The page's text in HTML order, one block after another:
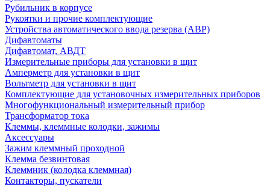
Рубильник в корпусе
Рукоятки и прочие комплектующие
Устройства автоматического ввода резерва (АВР)
Дифавтоматы
Дифавтомат, АВДТ
Измерительные приборы для установки в щит
Амперметр для установки в щит
Вольтметр для установки в щит
Комплектующие для установочных измерительных приборов
Многофункциональный измерительный прибор
Трансформатор тока
Клеммы, клеммные колодки, зажимы
Аксессуары
Зажим клеммный проходной
Клемма безвинтовая
Клеммник (колодка клеммная)
Контакторы, пускатели